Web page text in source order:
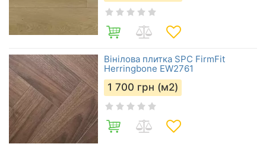
Вінілова плитка SPC FirmFit
Herringbone EW2761
1 700 грн (м2)